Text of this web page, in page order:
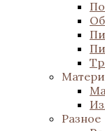
Разное